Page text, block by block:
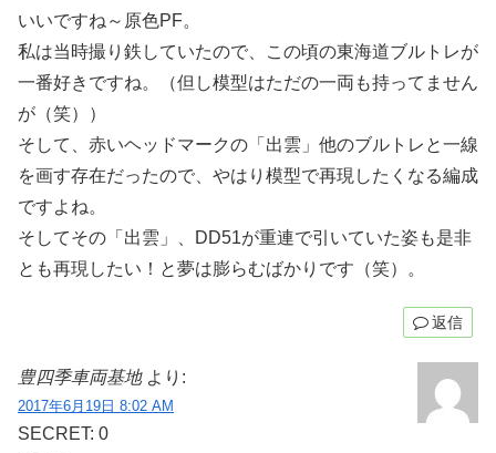
いいですね～原色PF。
私は当時撮り鉄していたので、この頃の東海道ブルトレが
一番好きですね。（但し模型はただの一両も持ってません
が（笑））
そして、赤いヘッドマークの「出雲」他のブルトレと一線
を画す存在だったので、やはり模型で再現したくなる編成
ですよね。
そしてその「出雲」、DD51が重連で引いていた姿も是非
とも再現したい！と夢は膨らむばかりです（笑）。
返信
豊四季車両基地 より:
2017年6月19日 8:02 AM
SECRET: 0